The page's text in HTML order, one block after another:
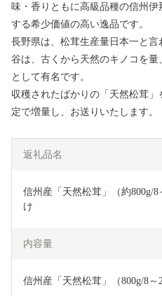
味・香りともに高級品種の信州
する希少価値の高い逸品です。
長野県は、松茸生産量日本一と
谷は、古くから天然のキノコを
として有名です。
収穫されたばかりの「天然松茸
定で増量し、お送りいたします。
返礼品名
信州産「天然松茸」（約800g/
け
内容量
信州産「天然松茸」（800g/8～